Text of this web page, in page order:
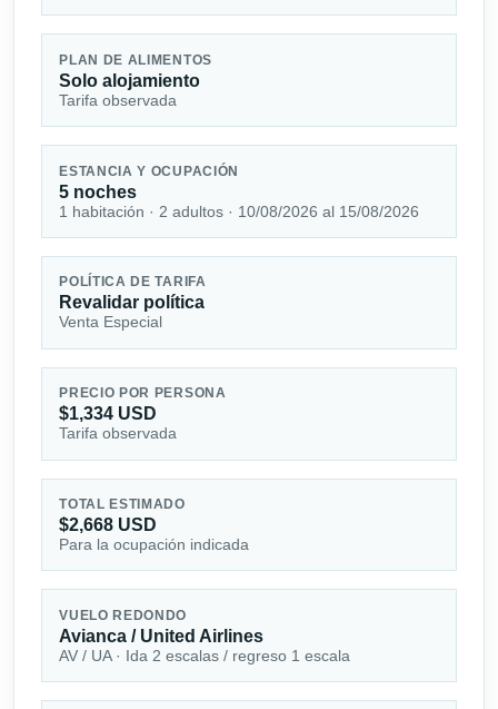
PLAN DE ALIMENTOS
Solo alojamiento
Tarifa observada
ESTANCIA Y OCUPACIÓN
5 noches
1 habitación · 2 adultos · 10/08/2026 al 15/08/2026
POLÍTICA DE TARIFA
Revalidar política
Venta Especial
PRECIO POR PERSONA
$1,334 USD
Tarifa observada
TOTAL ESTIMADO
$2,668 USD
Para la ocupación indicada
VUELO REDONDO
Avianca / United Airlines
AV / UA · Ida 2 escalas / regreso 1 escala